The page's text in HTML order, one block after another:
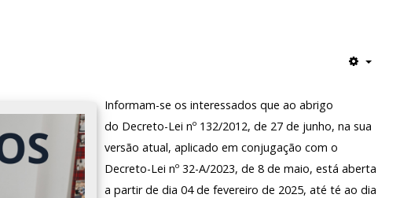
Informam-se os interessados que ao abrigo
do Decreto-Lei nº 132/2012, de 27 de junho, na sua
versão atual, aplicado em conjugação com o
Decreto-Lei nº 32-A/2023, de 8 de maio, está aberta
a partir de dia 04 de fevereiro de 2025, até té ao dia